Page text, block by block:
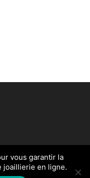
vous garantir la
joaillierie en ligne.